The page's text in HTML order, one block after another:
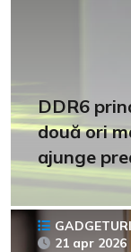
DDR6
două ori
ajunge
GADGETURI
21 apr 2026